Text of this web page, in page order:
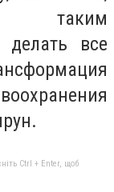
таким
делать все
Ctrl + Enter, щоб